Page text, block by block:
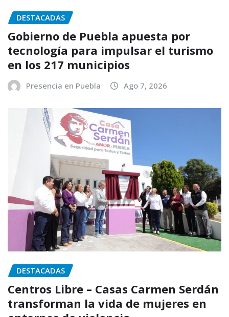
DESTACADAS
Gobierno de Puebla apuesta por
tecnología para impulsar el turismo
en los 217 municipios
Presencia en Puebla Ago 7, 2026
DESTACADAS
Centros Libre – Casas Carmen Serdán
transforman la vida de mujeres en